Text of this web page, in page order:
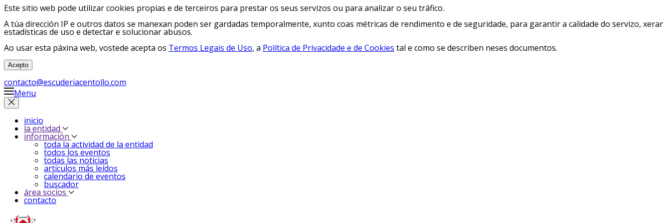
Este sitio web pode utilizar cookies propias e de terceiros para prestar os seus servizos ou para analizar o seu tráfico.
A túa dirección IP e outros datos se manexan poden ser gardadas temporalmente, xunto coas métricas de rendimento e de seguridade, para garantir a calidade do servizo, xerar
estadísticas de uso e detectar e solucionar abusos.
Ao usar esta páxina web, vostede acepta os Termos Legais de Uso, a Política de Privacidade e de Cookies tal e como se describen neses documentos.
Acepto
contacto@escuderiacentollo.com
Menu
inicio
la entidad
información
toda la actividad de la entidad
todos los eventos
todas las noticias
artículos más leídos
calendario de eventos
buscador
área socios
contacto